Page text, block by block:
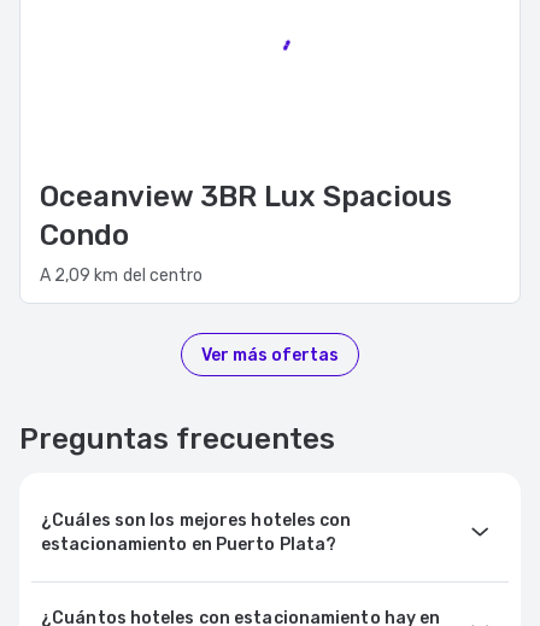
Oceanview 3BR Lux Spacious
Condo
A 2,09 km del centro
Ver más ofertas
Preguntas frecuentes
¿Cuáles son los mejores hoteles con
estacionamiento en Puerto Plata?
¿Cuántos hoteles con estacionamiento hay en